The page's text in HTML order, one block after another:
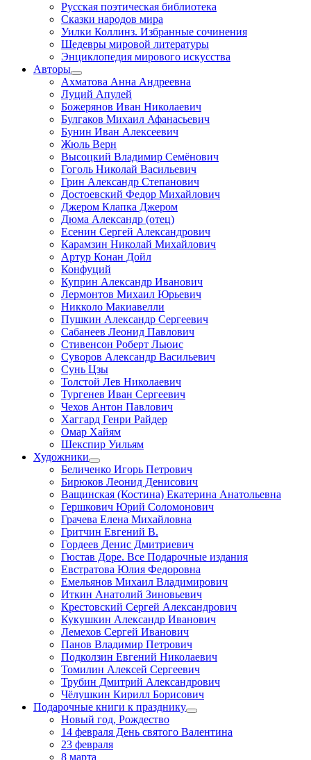
Русская поэтическая библиотека
Сказки народов мира
Уилки Коллинз. Избранные сочинения
Шедевры мировой литературы
Энциклопедия мирового искусства
Авторы
Ахматова Анна Андреевна
Луций Апулей
Божерянов Иван Николаевич
Булгаков Михаил Афанасьевич
Бунин Иван Алексеевич
Жюль Верн
Высоцкий Владимир Семёнович
Гоголь Николай Васильевич
Грин Александр Степанович
Достоевский Федор Михайлович
Джером Клапка Джером
Дюма Александр (отец)
Есенин Сергей Александрович
Карамзин Николай Михайлович
Артур Конан Дойл
Конфуций
Куприн Александр Иванович
Лермонтов Михаил Юрьевич
Никколо Макиавелли
Пушкин Александр Сергеевич
Сабанеев Леонид Павлович
Стивенсон Роберт Льюис
Суворов Александр Васильевич
Сунь Цзы
Толстой Лев Николаевич
Тургенев Иван Сергеевич
Чехов Антон Павлович
Хаггард Генри Райдер
Омар Хайям
Шекспир Уильям
Художники
Беличенко Игорь Петрович
Бирюков Леонид Денисович
Ващинская (Костина) Екатерина Анатольевна
Гершкович Юрий Соломонович
Грачева Елена Михайловна
Гритчин Евгений В.
Гордеев Денис Дмитриевич
Гюстав Доре. Все Подарочные издания
Евстратова Юлия Федоровна
Емельянов Михаил Владимирович
Иткин Анатолий Зиновьевич
Крестовский Сергей Александрович
Кукушкин Александр Иванович
Лемехов Сергей Иванович
Панов Владимир Петрович
Подколзин Евгений Николаевич
Томилин Алексей Сергеевич
Трубин Дмитрий Александрович
Чёлушкин Кирилл Борисович
Подарочные книги к празднику
Новый год, Рождество
14 февраля День святого Валентина
23 февраля
8 марта